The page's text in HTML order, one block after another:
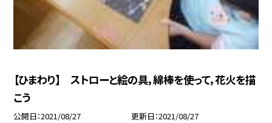
【ひまわり】 ストローと絵の具，綿棒を使って，花火を描
こう
公開日 2021/08/27 更新日 2021/08/27